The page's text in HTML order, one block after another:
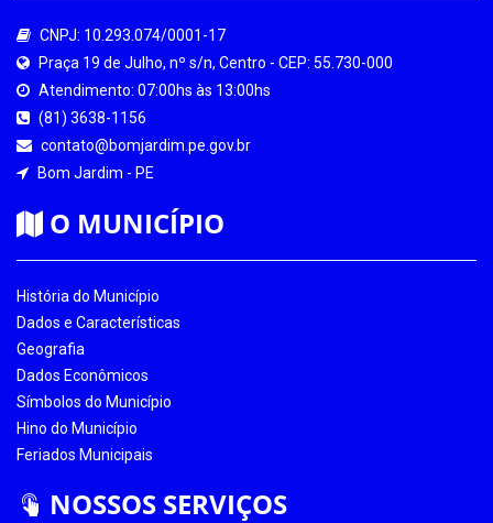
CNPJ: 10.293.074/0001-17
Praça 19 de Julho, nº s/n, Centro - CEP: 55.730-000
Atendimento: 07:00hs às 13:00hs
(81) 3638-1156
contato@bomjardim.pe.gov.br
Bom Jardim - PE
O MUNICÍPIO
História do Município
Dados e Características
Geografia
Dados Econômicos
Símbolos do Município
Hino do Município
Feriados Municipais
NOSSOS SERVIÇOS